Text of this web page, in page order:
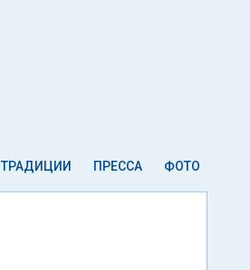
ТРАДИЦИИ ПРЕССА ФОТО